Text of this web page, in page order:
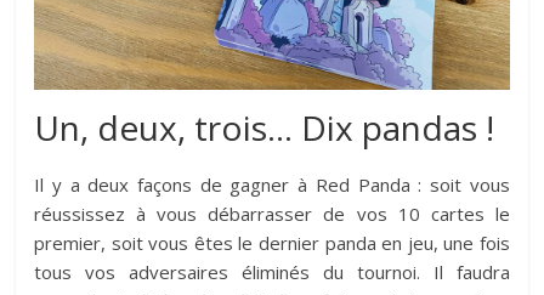
Un, deux, trois… Dix pandas !
Il y a deux façons de gagner à Red Panda : soit vous
réussissez à vous débarrasser de vos 10 cartes le
premier, soit vous êtes le dernier panda en jeu, une fois
tous vos adversaires éliminés du tournoi. Il faudra